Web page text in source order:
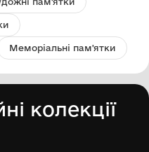
Меморіальні пам'ятки
колекції